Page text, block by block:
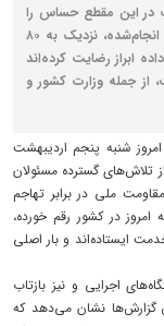
در این مقطع حساس را
مایه مباهات دانست و افزود: بر اساس نظرسنجی‌های انجام‌شده، نزدیک به ۸۰
ابراز رضایت کرده‌اند
از جمله وزارت کشور و
شنبه پنجم اردیبهشت
تلاش‌های گسترده مسئولان
و مدیران اجرایی در جریان بیش از ۴۰ روز مقاومت ملی در برابر تهاجم
امروز در کشور رقم خورده،
ایستاده‌اند و بار اصلی
اجرایی و نیز بازتاب
گزارش‌ها نشان می‌دهد که